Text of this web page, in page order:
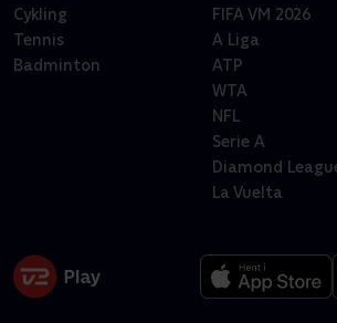
Cykling
Tennis
Badminton
FIFA VM 2026
A Liga
ATP
WTA
NFL
Serie A
Diamond
La Vuelta